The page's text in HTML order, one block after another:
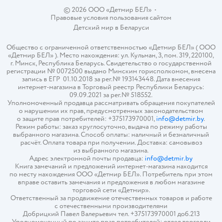
© 2026 ООО «Детмир БЕЛ»•
Правовые условия пользования сайтом
Детский мир в Беларуси
Общество с ограниченной ответственностью «Детмир БЕЛ» ( ООО
«Детмир БЕЛ» ). Место нахождения: ул. Кульман, 3, пом. 319, 220100,
г. Минск, Республика Беларусь. Свидетельство о государственной
регистрации № 0072500 выдано Минским горисполкомом, внесена
запись в ЕГР 01.10.2018 за рег.№ 193143448. Дата внесения
интернет-магазина в Торговый реестр Республики Беларусь:
09.09.2021 за рег.№ 518552.
Уполномоченный продавца рассматривать обращения покупателей
о нарушении их прав, предусмотренных законодательством
о защите прав потребителей: +375173970001,info@detmir.by.
Режим работы: заказ круглосуточно, выдача по режиму работы
выбранного магазина. Способ оплаты: наличный и безналичный
расчёт. Оплата товара при получении. Доставка: самовывоз
из выбранного магазина.
Адрес электронной почты продавца: info@detmir.by
Книга замечаний и предложений интернет-магазина находится
по месту нахождения ООО «Детмир БЕЛ». Потребитель при этом
вправе оставить замечания и предложения в любом магазине
торговой сети «Детмир».
Ответственный за продвижение отечественных товаров и работе
с отечественными производителями
Добрицкий Павел Валерьевич тел. +375173970001 доб.213